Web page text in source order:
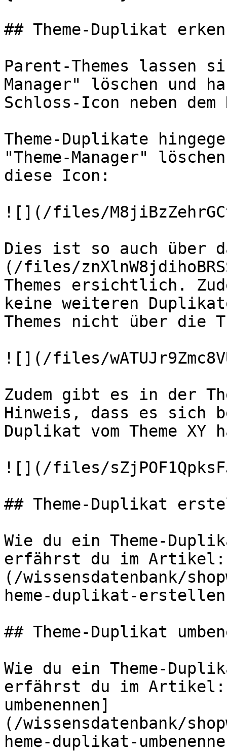
## Theme-Duplikat
Parent-Themes lassen
Manager" löschen und
Schloss-Icon neben dem
Theme-Duplikate
"Theme-Manager"
diese Icon:
![](/files/
Dies ist so auch über
(/files/
Themes ersichtlich.
keine weiteren
Themes nicht über die
![](/files/
Zudem gibt es in der
Hinweis, dass es sich
Duplikat vom Theme XY
![](/files/
## Theme-Duplikat
Wie du ein Theme-
erfährst du im Artikel:
(/wissensdatenbank/
heme-duplikat-
## Theme-Duplikat
Wie du ein Theme-
erfährst du im Artikel:
umbenennen]
(/wissensdatenbank/
heme-duplikat-